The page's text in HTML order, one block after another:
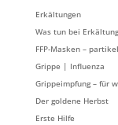
Erkältungen
Was tun bei
FFP-Masken –
Grippe | Influenza
Grippeimpfung – für
Der goldene Herbst
Erste Hilfe